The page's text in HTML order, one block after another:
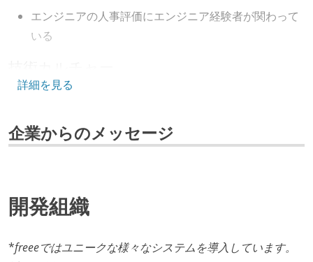
ソースコード管理
プロジェクト管理
情報共有ツール
その他
mackerel
amazon-elasticache
amazon-sqs
エンジニアの人事評価にエンジニア経験者が関わって
いる
CTO またはそれに準じる、技術やワークフローの標準
取締役（社内）または執行役員として、エンジニアリ
ング部門の人間が経営に参加している
OS やエディタ、IDE といった個人の環境は、各自の責
企画を決定する場に、実装を担当する開発メンバーが
詳細を見る
企業からのメッセージ
開発組織
*freeeではユニークな様々なシステムを導入しています。